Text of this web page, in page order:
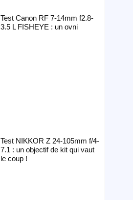
Test Canon RF 7-14mm f2.8-
3.5 L FISHEYE : un ovni
Test NIKKOR Z 24-105mm f/4-
7.1 : un objectif de kit qui vaut
le coup !